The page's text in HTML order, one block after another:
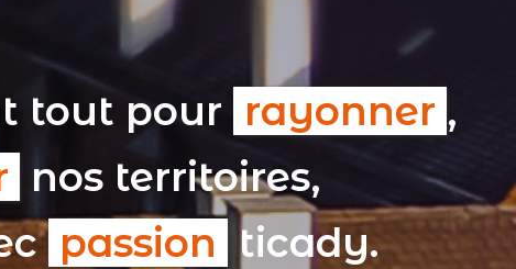
tout pour rayonner ,
nos territoires,
passion ticady.